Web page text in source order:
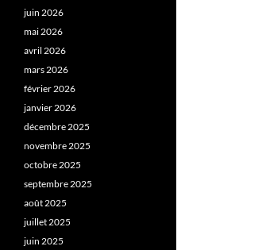
juin 2026
mai 2026
avril 2026
mars 2026
février 2026
janvier 2026
décembre 2025
novembre 2025
octobre 2025
septembre 2025
août 2025
juillet 2025
juin 2025